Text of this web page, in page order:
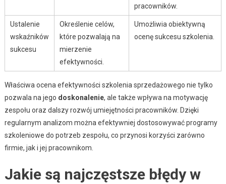
pracowników.
Ustalenie
wskaźników
sukcesu
Określenie celów,
które pozwalają na
mierzenie
efektywności.
Umożliwia obiektywną
ocenę sukcesu szkolenia.
Właściwa ocena efektywności szkolenia sprzedażowego nie tylko
pozwala na jego doskonalenie, ale także wpływa na motywację
zespołu oraz dalszy rozwój umiejętności pracowników. Dzięki
regularnym analizom można efektywniej dostosowywać programy
szkoleniowe do potrzeb zespołu, co przynosi korzyści zarówno
firmie, jak i jej pracownikom.
Jakie są najczęstsze błędy w